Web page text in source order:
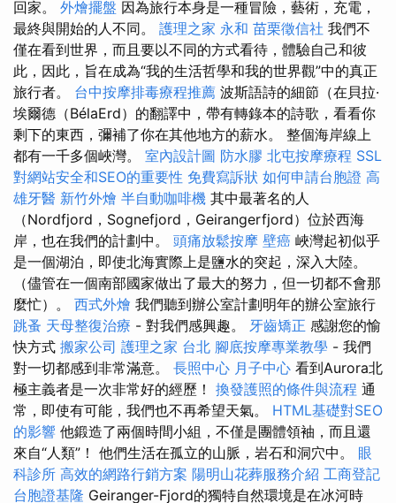
回家。 外燴擺盤 因為旅行本身是一種冒險，藝術，充電，
最終與開始的人不同。 護理之家 永和 苗栗徵信社 我們不
僅在看到世界，而且要以不同的方式看待，體驗自己和彼
此，因此，旨在成為“我的生活哲學和我的世界觀”中的真正
旅行者。 台中按摩排毒療程推薦 波斯語詩的細節（在貝拉·
埃爾德（BélaErd）的翻譯中，帶有轉錄本的詩歌，看看你
剩下的東西，彌補了你在其他地方的薪水。 整個海岸線上
都有一千多個峽灣。 室內設計圖 防水膠 北屯按摩療程 SSL
對網站安全和SEO的重要性 免費寫訴狀 如何申請台胞證 高
雄牙醫 新竹外燴 半自動咖啡機 其中最著名的人
（Nordfjord，Sognefjord，Geirangerfjord）位於西海
岸，也在我們的計劃中。 頭痛放鬆按摩 壁癌 峽灣起初似乎
是一個湖泊，即使北海實際上是鹽水的突起，深入大陸。
（儘管在一個南部國家做出了最大的努力，但一切都不會那
麼忙）。 西式外燴 我們聽到辦公室計劃明年的辦公室旅行
跳蚤 天母整復治療 - 對我們感興趣。 牙齒矯正 感謝您的愉
快方式 搬家公司 護理之家 台北 腳底按摩專業教學 - 我們
對一切都感到非常滿意。 長照中心 月子中心 看到Aurora北
極主義者是一次非常好的經歷！ 換發護照的條件與流程 通
常，即使有可能，我們也不再希望天氣。 HTML基礎對SEO
的影響 他鍛造了兩個時間小組，不僅是團體領袖，而且還
來自“人類”！ 他們生活在孤立的山脈，岩石和洞穴中。 眼
科診所 高效的網路行銷方案 陽明山花葬服務介紹 工商登記
台胞證基隆 Geiranger-Fjord的獨特自然環境是在冰河時